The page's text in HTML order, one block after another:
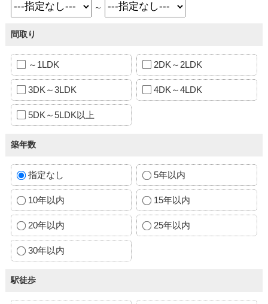
～
間取り
～1LDK 2DK～2LDK
3DK～3LDK 4DK～4LDK
5DK～5LDK以上
築年数
指定なし 5年以内
10年以内 15年以内
20年以内 25年以内
30年以内
駅徒歩